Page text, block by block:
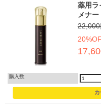
薬用ラ
メナ
購入数